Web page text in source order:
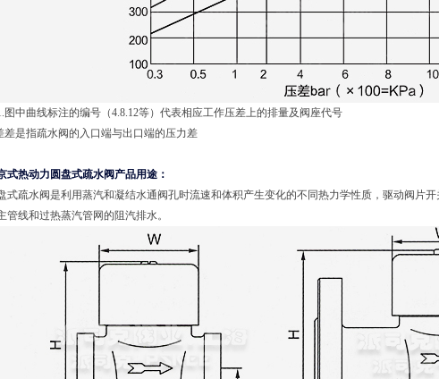
图中曲线标注的编号（4.8.12等）代表相应工作压差上的排量及阀座代号
差是指疏水阀的入口端与出口端的压力差
式热动力圆盘式疏水阀产品用途：
式疏水阀是利用蒸汽和凝结水通阀孔时流速和体积产生变化的不同热力学性质，驱动阀片
管线和过热蒸汽管网的阻汽排水。